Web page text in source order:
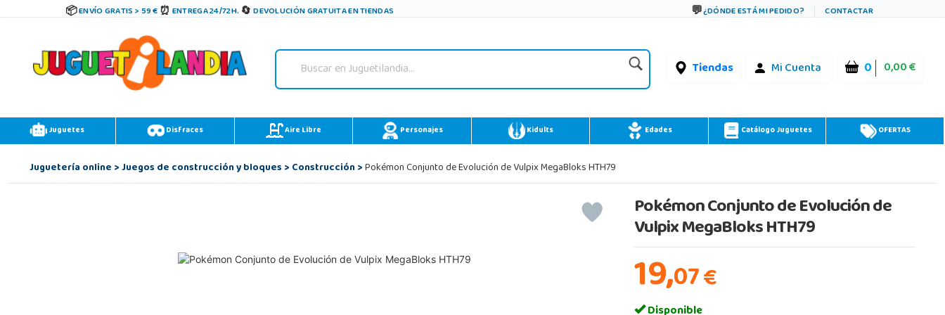
ENVÍO GRATIS > 59 € ENTREGA 24/72H. DEVOLUCIÓN GRATUITA EN TIENDAS ¿DÓNDE ESTÁ MI PEDIDO? CONTACTAR
Tiendas Mi Cuenta 0 0,00 €
Juguetes Disfraces Aire Libre Personajes Kidults Edades Catálogo Juguetes OFERTAS
Juguetería online>Juegos de construcción y bloques>Construcción>Pokémon Conjunto de Evolución de Vulpix MegaBloks HTH79
Pokémon Conjunto de Evolución de
Vulpix MegaBloks HTH79
19,07€